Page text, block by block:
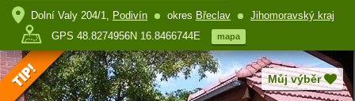
Dolní Valy 204/1, Podivín okres Břeclav
Jihomoravský kraj
GPS 48.8274956N 16.8466744E
mapa
Můj výběr